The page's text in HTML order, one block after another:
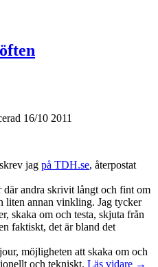
16/10 2011
skrev jag på TDH.se, återpostat
andra skrivit långt och fint om
liten annan vinkling. Jag tycker
skaka om och testa, skjuta från
faktiskt, det är bland det
möjligheten att skaka om och
och tekniskt. Läs vidare →